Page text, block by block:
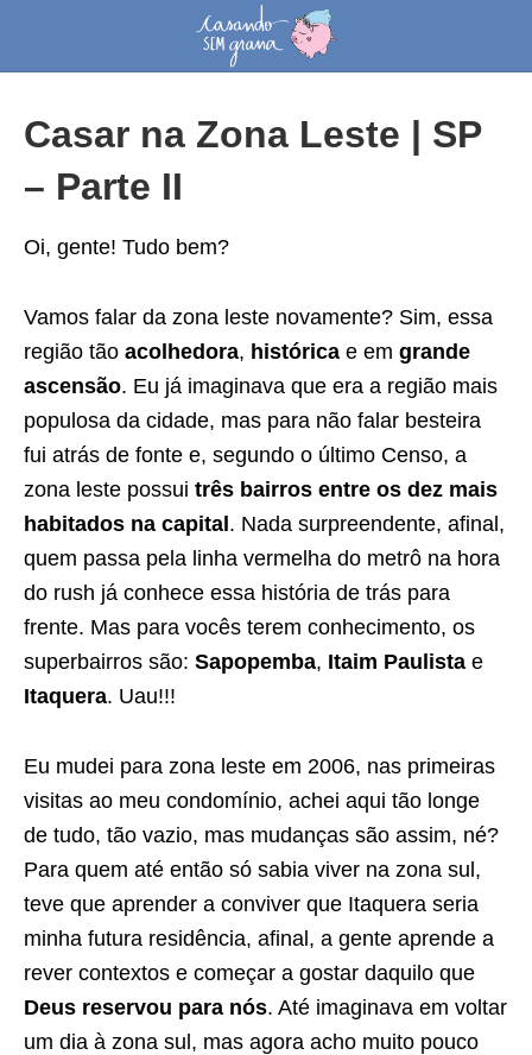
Casar na Zona Leste | SP
– Parte II
Oi, gente! Tudo bem?
Vamos falar da zona leste novamente? Sim, essa
região tão acolhedora, histórica e em grande
ascensão. Eu já imaginava que era a região mais
populosa da cidade, mas para não falar besteira
fui atrás de fonte e, segundo o último Censo, a
zona leste possui três bairros entre os dez mais
habitados na capital . Nada surpreendente, afinal,
quem passa pela linha vermelha do metrô na hora
do rush já conhece essa história de trás para
frente. Mas para vocês terem conhecimento, os
superbairros são: Sapopemba, Itaim Paulista e
Itaquera. Uau!!!
Eu mudei para zona leste em 2006, nas primeiras
visitas ao meu condomínio, achei aqui tão longe
de tudo, tão vazio, mas mudanças são assim, né?
Para quem até então só sabia viver na zona sul,
teve que aprender a conviver que Itaquera seria
minha futura residência, afinal, a gente aprende a
rever contextos e começar a gostar daquilo que
Deus reservou para nós. Até imaginava em voltar
um dia à zona sul, mas agora acho muito pouco